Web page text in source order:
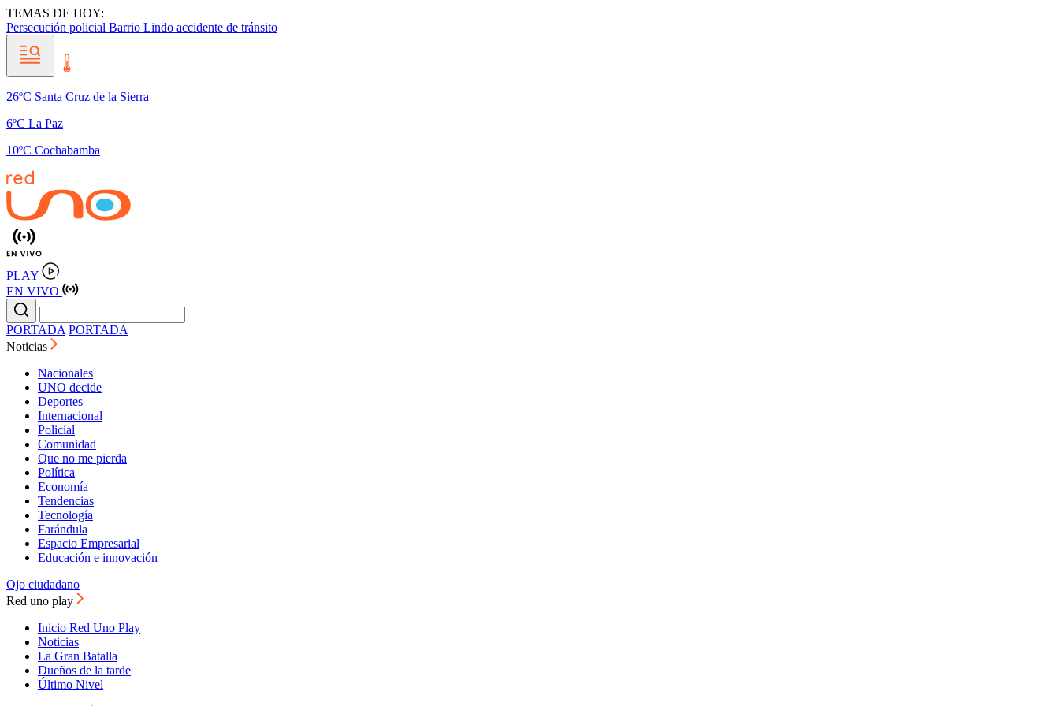
TEMAS DE HOY:
Persecución policial Barrio Lindo accidente de tránsito
26ºC Santa Cruz de la Sierra
6ºC La Paz
10ºC Cochabamba
PLAY
EN VIVO
PORTADA PORTADA
Noticias
Nacionales
UNO decide
Deportes
Internacional
Policial
Comunidad
Que no me pierda
Política
Economía
Tendencias
Tecnología
Farándula
Espacio Empresarial
Educación e innovación
Ojo ciudadano
Red uno play
Inicio Red Uno Play
Noticias
La Gran Batalla
Dueños de la tarde
Último Nivel